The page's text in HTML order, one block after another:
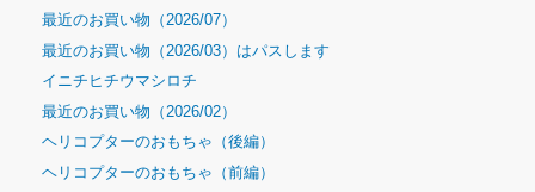
最近のお買い物（2026/07）
最近のお買い物（2026/03）はパスします
イニチヒチウマシロチ
最近のお買い物（2026/02）
ヘリコプターのおもちゃ（後編）
ヘリコプターのおもちゃ（前編）